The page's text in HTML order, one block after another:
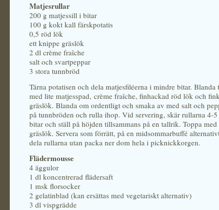
Matjesrullar
200 g matjessill i bitar
100 g kokt kall färskpotatis
0,5 röd lök
ett knippe gräslök
2 dl crème fraîche
salt och svartpeppar
3 stora tunnbröd
Tärna potatisen och dela matjesfiléerna i mindre bitar. Blanda
med lite matjesspad, crème fraîche, finhackad röd lök och
gräslök. Blanda om ordentligt och smaka av med salt och
på tunnbröden och rulla ihop. Vid servering, skär rullarna 4-
bitar och ställ på höjden tillsammans på en tallrik. Toppa
gräslök. Servera som förrätt, på en midsommarbuffé
dela rullarna utan packa ner dom hela i picknickkorgen.
Flädermousse
4 äggulor
1 dl koncentrerad flädersaft
1 msk florsocker
2 gelatinblad (kan ersättas med vegetariskt alternativ)
3 dl vispgrädde